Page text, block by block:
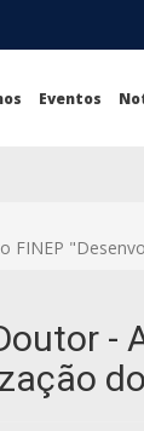
Eventos
-